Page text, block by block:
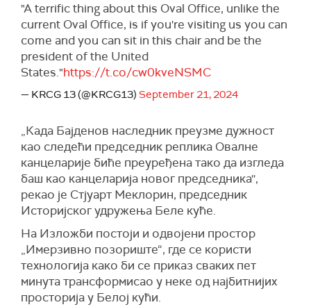
"A terrific thing about this Oval Office, unlike the
current Oval Office, is if you're visiting us you can
come and you can sit in this chair and be the
president of the United
States."https://t.co/cw0kveNSMC
— KRCG 13 (@KRCG13) September 21, 2024
„Када Бајденов наследник преузме дужност
као следећи председник реплика Овалне
канцеларије биће преуређена тако да изгледа
баш као канцеларија новог председника'',
рекао је Стјуарт Меклорин, председник
Историјског удружења Беле куће.
На Изложби постоји и одвојени простор
„Имерзивно позориште“, где се користи
технологија како би се приказ сваких пет
минута трансформисао у неке од најбитнијих
просторија у Белој кући.